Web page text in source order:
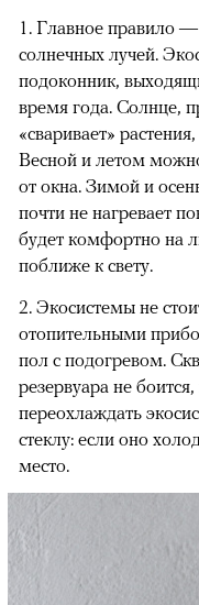
1. Главное правило
солнечных лучей.
подоконник,
время года. Солнце,
«сваривает»
Весной и летом
от окна. Зимой и
почти не нагревает
будет комфортно на
поближе к свету.
2. Экосистемы не
отопительными
пол с подогревом.
резервуара не
переохлаждать
стеклу: если оно
место.